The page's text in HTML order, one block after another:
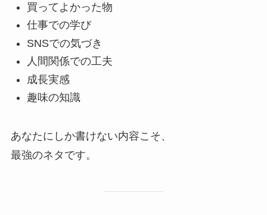
買ってよかった物
仕事での学び
SNSでの気づき
人間関係での工夫
成長実感
趣味の知識
あなたにしか書けない内容こそ、
最強のネタです。